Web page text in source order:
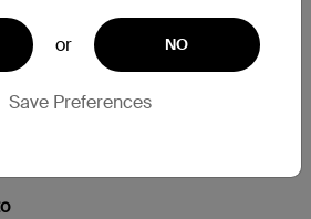
or NO
Save Preferences
all'usura